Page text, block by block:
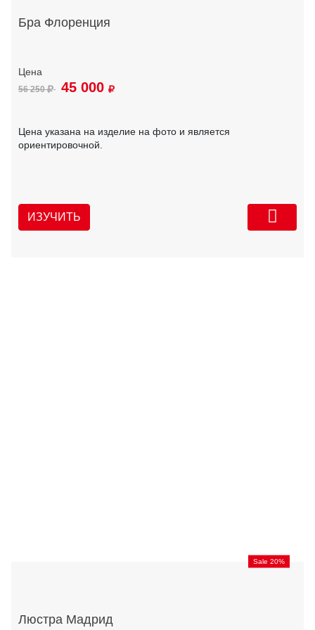
Бра Флоренция
56 250 45 000
Цена указана на изделие на фото и является
ориентировочной.
ИЗУЧИТЬ
Sale 20%
Люстра Мадрид